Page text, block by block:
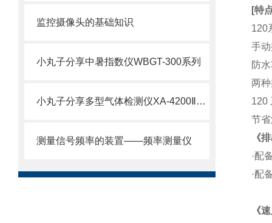
监控摄像头的基础知识
小丸子分享中暑指数仪WBGT-300系列
小丸子分享多型气体检测仪XA-4200ⅡKS、KH、KC、HS、CS
测量信号频率的装置——频率测量仪
[特
120
手
防
两
120
节
《
·配
·配
《